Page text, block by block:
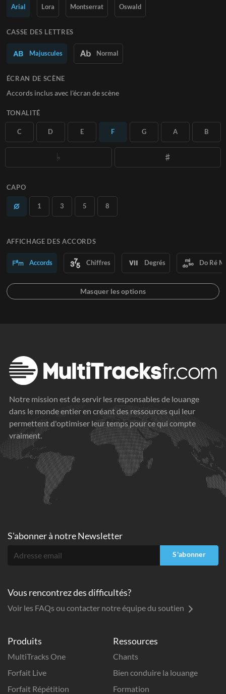
En savoir plus
Arial Lora Montserrat Oswald
CASSE DES LETTRES
Majuscules Normal
ÉCRAN DE SCÈNE
Accords inclus avec l'écran de scène
TONALITÉ
C D E F G A B
CAPO
1 3 5 8
AFFICHAGE DES ACCORDS
Accords Chiffres Degrés Do Ré
Notre mission est de servir les responsables de louange
dans le monde entier en créant des ressources qui leur
permettent d'optimiser leur temps pour ce qui compte
vraiment.
Produits
MultiTracks One
Forfait Live
Forfait Répétition
Ressources
Chants
Bien conduire la louange
Formation
S'abonner à notre Newsletter
S'abonner
Vous rencontrez des difficultés?
Voir les FAQs ou contacter notre équipe du soutien